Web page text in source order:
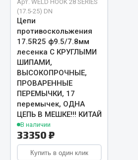
Весь раздел
Запчасти Урал
Двигатель
Мост задний
Система питания
Система выпуска газа
Сцепление
Арт. WELD HOOK 28 SERIES
(17.5-25) DN
Цепи
противоскольжения
17.5R25 ф9.5/7.8мм
лесенка С КРУГЛЫМИ
ШИПАМИ,
ВЫСОКОПРОЧНЫЕ,
ПРОВАРЕННЫЕ
ПЕРЕМЫЧКИ, 17
перемычек, ОДНА
ЦЕПЬ В МЕШКЕ!!! КИТАЙ
В наличии
33350 ₽
Купить в один клик